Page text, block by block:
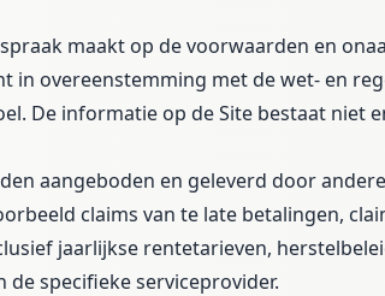
maakt op de voorwaarden en
in overeenstemming met de wet- en
De informatie op de Site bestaat
aangeboden en geleverd door
claims van te late betalingen,
jaarlijkse rentetarieven,
de specifieke serviceprovider.